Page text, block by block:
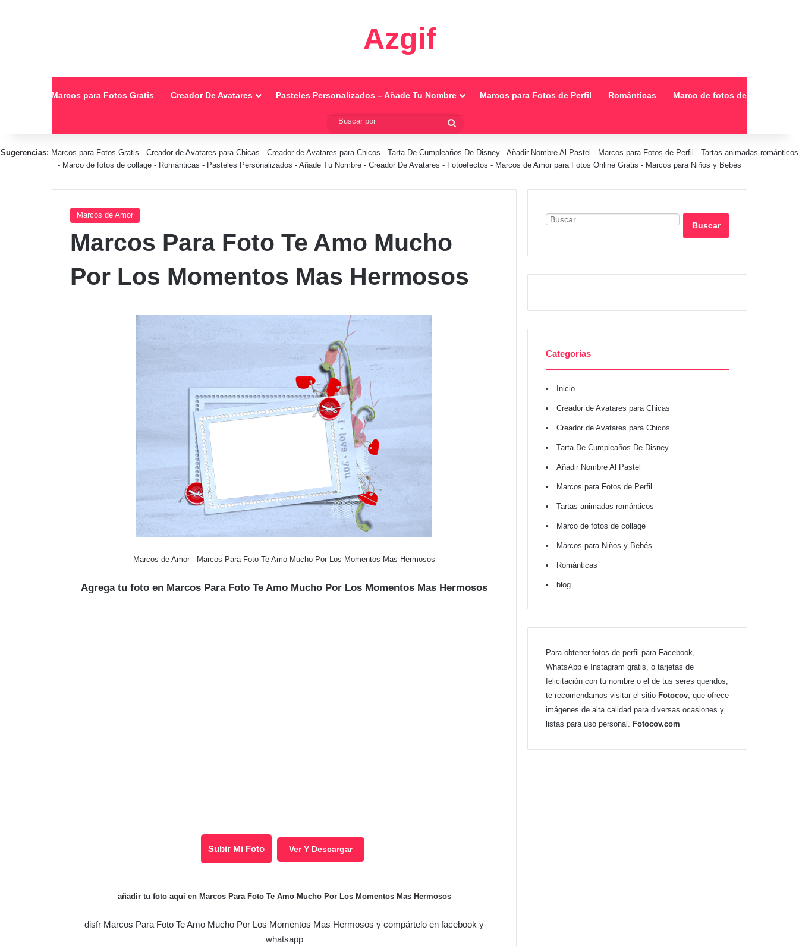
Azgif
Marcos para Fotos Gratis Creador De Avatares Pasteles Personalizados – Añade Tu Nombre Marcos para Fotos de Perfil Románticas Marco de fotos de collage
Sugerencias: Marcos para Fotos Gratis - Creador de Avatares para Chicas - Creador de Avatares para Chicos - Tarta De Cumpleaños De Disney - Añadir Nombre Al Pastel - Marcos para Fotos de Perfil - Tartas animadas románticos
- Marco de fotos de collage - Románticas - Pasteles Personalizados - Añade Tu Nombre - Creador De Avatares - Fotoefectos - Marcos de Amor para Fotos Online Gratis - Marcos para Niños y Bebés
Marcos de Amor
Marcos Para Foto Te Amo Mucho
Por Los Momentos Mas Hermosos
Marcos de Amor - Marcos Para Foto Te Amo Mucho Por Los Momentos Mas Hermosos
Agrega tu foto en Marcos Para Foto Te Amo Mucho Por Los Momentos Mas Hermosos
Subir Mi Foto Ver Y Descargar
añadir tu foto aqui en Marcos Para Foto Te Amo Mucho Por Los Momentos Mas Hermosos
disfr Marcos Para Foto Te Amo Mucho Por Los Momentos Mas Hermosos y compártelo en facebook y
whatsapp
Categorías
Inicio
Creador de Avatares para Chicas
Creador de Avatares para Chicos
Tarta De Cumpleaños De Disney
Añadir Nombre Al Pastel
Marcos para Fotos de Perfil
Tartas animadas románticos
Marco de fotos de collage
Marcos para Niños y Bebés
Románticas
blog
Para obtener fotos de perfil para Facebook,
WhatsApp e Instagram gratis, o tarjetas de
felicitación con tu nombre o el de tus seres queridos,
te recomendamos visitar el sitio Fotocov, que ofrece
imágenes de alta calidad para diversas ocasiones y
listas para uso personal. Fotocov.com